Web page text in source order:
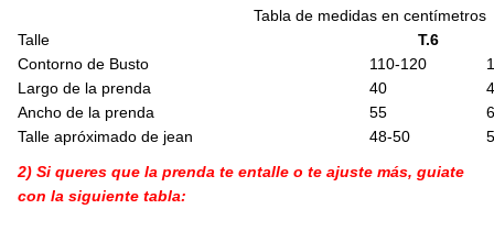
Tabla de medidas en centímetros
Talle
T.6
Contorno de Busto
110-120
Largo de la prenda
40
Ancho de la prenda
55
Talle apróximado de jean
48-50
2) Si queres que la prenda te entalle o te ajuste más, guiate
con la siguiente tabla: